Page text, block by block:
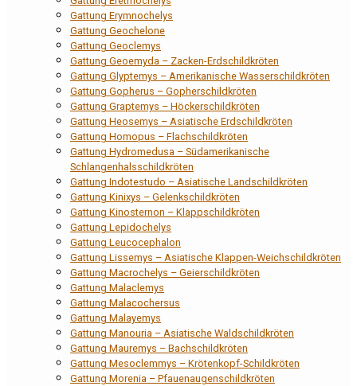
Gattung Erymnochelys
Gattung Geochelone
Gattung Geoclemys
Gattung Geoemyda – Zacken-Erdschildkröten
Gattung Glyptemys – Amerikanische Wasserschildkröten
Gattung Gopherus – Gopherschildkröten
Gattung Graptemys – Höckerschildkröten
Gattung Heosemys – Asiatische Erdschildkröten
Gattung Homopus – Flachschildkröten
Gattung Hydromedusa – Südamerikanische
Schlangenhalsschildkröten
Gattung Indotestudo – Asiatische Landschildkröten
Gattung Kinixys – Gelenkschildkröten
Gattung Kinosternon – Klappschildkröten
Gattung Lepidochelys
Gattung Leucocephalon
Gattung Lissemys – Asiatische Klappen-Weichschildkröten
Gattung Macrochelys – Geierschildkröten
Gattung Malaclemys
Gattung Malacochersus
Gattung Malayemys
Gattung Manouria – Asiatische Waldschildkröten
Gattung Mauremys – Bachschildkröten
Gattung Mesoclemmys – Krötenkopf-Schildkröten
Gattung Morenia – Pfauenaugenschildkröten